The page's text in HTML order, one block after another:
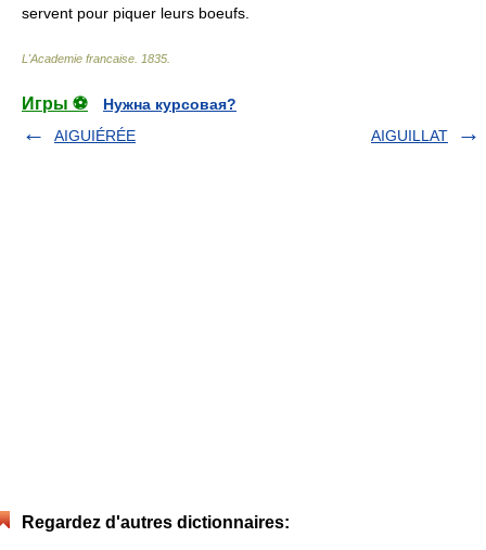
servent pour piquer leurs boeufs.
L'Academie francaise 1835
Игры ⚽
Нужна курсовая?
AIGUIÉRÉE
AIGUILLAT
Regardez d'autres dictionnaires: